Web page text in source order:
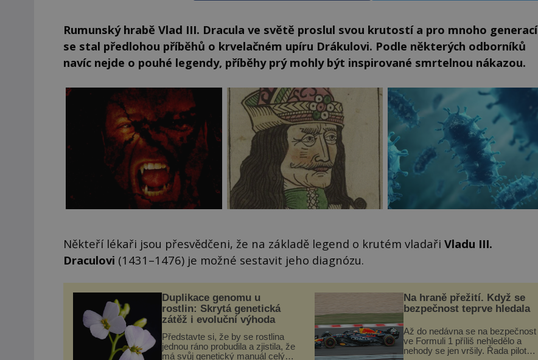
Rumunský hrabě Vlad III. Dracula ve světě proslul svou krutostí a pro mnoho generací
se stal předlohou příběhů o krvelačném upíru Drákulovi. Podle některých odborníků
navíc nejde o pouhé legendy, příběhy prý mohly být inspirované smrtelnou nákazou.
Někteří lékaři jsou přesvědčeni, že na základě legend o krutém vladaři Vladu III.
Draculovi (1431–1476) je možné sestavit jeho diagnózu.
Duplikace genomu u
rostlin: Skrytá genetická
zátěž i evoluční výhoda
Představte si, že by se rostlina
jednou ráno probudila a zjistila, že
má svůj genetický manuál celý
Na hraně přežití. Když se
bezpečnost teprve hledala
Až do nedávna se na bezpečnost
ve Formuli 1 příliš nehledělo a
nehody se jen vršily. Řada pilotů